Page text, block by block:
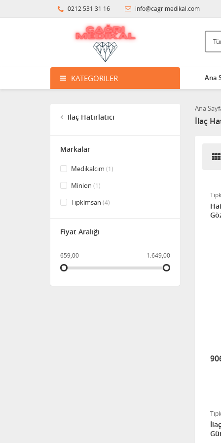
0212 531 31 16 info@cagrimedikal.com
KATEGORILER Ana
İlaç Hatırlatıcı
Markalar
Medikalcim (1)
Minion (1)
Tıpkimsan (4)
Fiyat Aralığı
659,00 1.649,00
Ana
İlaç